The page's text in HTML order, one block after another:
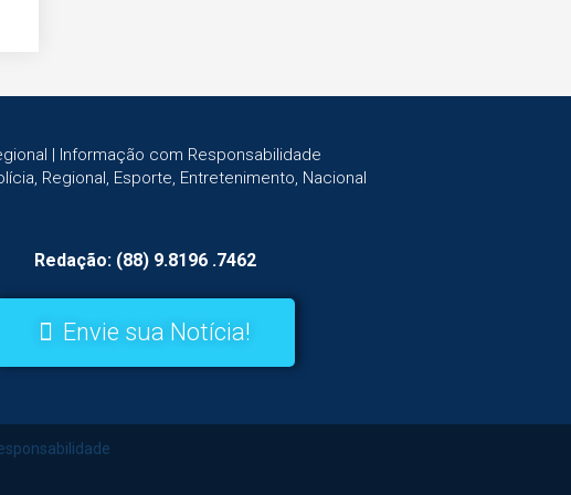
| Informação com Responsabilidade
Regional, Esporte, Entretenimento, Nacional
Redação: (88) 9.8196 .7462
Envie sua Notícia!